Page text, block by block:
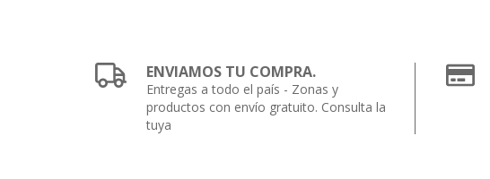
ENVIAMOS TU COMPRA.
Entregas a todo el país - Zonas y
productos con envío gratuito. Consulta la
tuya